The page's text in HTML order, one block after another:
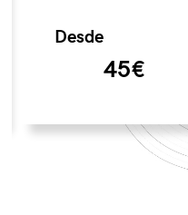
Desde
45€